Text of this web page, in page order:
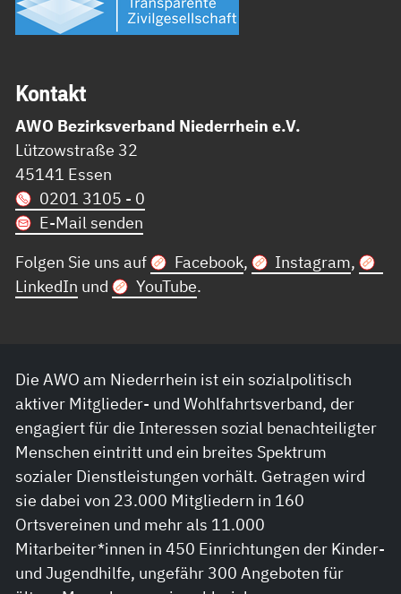
Kon­takt
AWO Bezirksverband Niederrhein e.V.
Lützowstraße 32
45141 Essen
0201 3105 - 0
E-Mail senden
Folgen Sie uns auf
Facebook, Instagram,
LinkedIn und YouTube.
Die AWO am Niederrhein ist ein sozialpolitisch
aktiver Mitglieder- und Wohlfahrtsverband, der
engagiert für die Interessen sozial benachteiligter
Menschen eintritt und ein breites Spektrum
sozialer Dienstleistungen vorhält. Getragen wird
sie dabei von 23.000 Mitgliedern in 160
Ortsvereinen und mehr als 11.000
Mitarbeiter*innen in 450 Einrichtungen der Kinder-
und Jugendhilfe, ungefähr 300 Angeboten für